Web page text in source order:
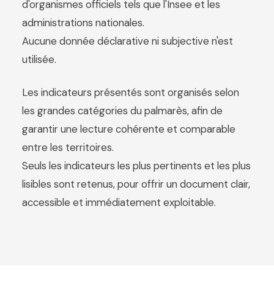
d'organismes officiels tels que l'Insee et les
administrations nationales.
Aucune donnée déclarative ni subjective n'est
utilisée.
Les indicateurs présentés sont organisés selon
les grandes catégories du palmarès, afin de
garantir une lecture cohérente et comparable
entre les territoires.
Seuls les indicateurs les plus pertinents et les plus
lisibles sont retenus, pour offrir un document clair,
accessible et immédiatement exploitable.